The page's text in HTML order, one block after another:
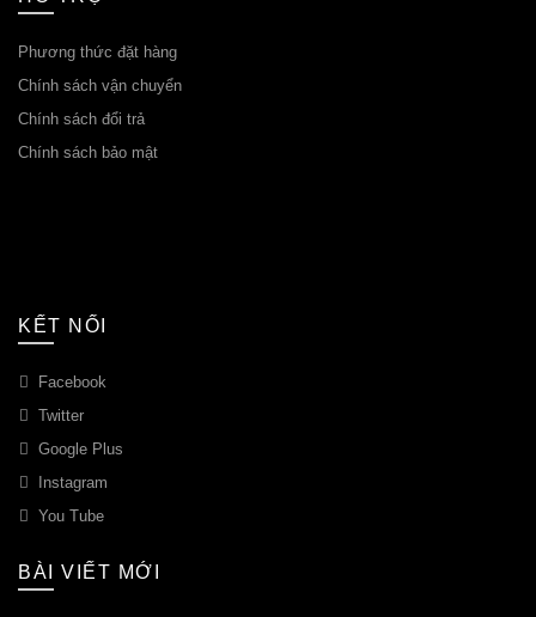
Phương thức đặt hàng
Chính sách vận chuyển
Chính sách đổi trả
Chính sách bảo mật
KẾT NỐI
Facebook
Twitter
Google Plus
Instagram
You Tube
BÀI VIẾT MỚI